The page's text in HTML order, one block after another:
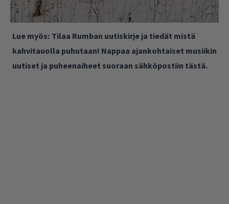
Lue myös: Tilaa Rumban uutiskirje ja tiedät mistä
kahvitauolla puhutaan! Nappaa ajankohtaiset musiikin
uutiset ja puheenaiheet suoraan sähköpostiin tästä.